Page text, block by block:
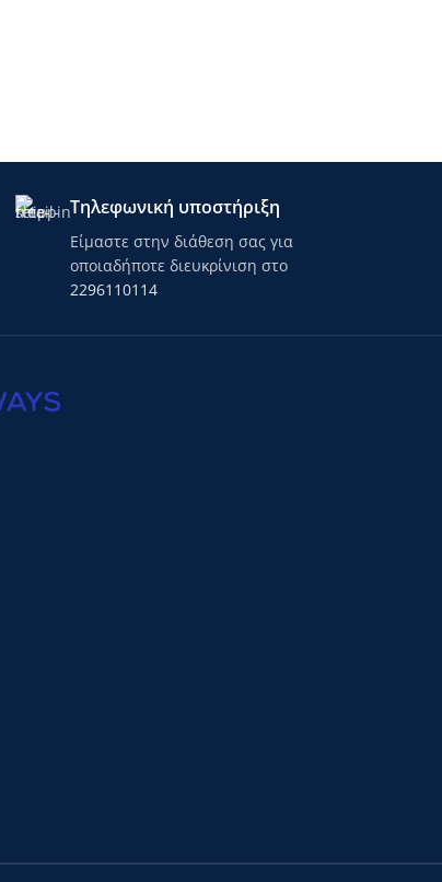
Τηλεφωνική υποστήριξη
Είμαστε στην διάθεση σας για
οποιαδήποτε διευκρίνιση στο
2296110114